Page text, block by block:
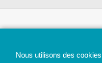
Nous utilisons des